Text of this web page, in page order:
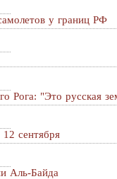
у границ РФ
Рога: "Это русская
сентября
Аль-Байда